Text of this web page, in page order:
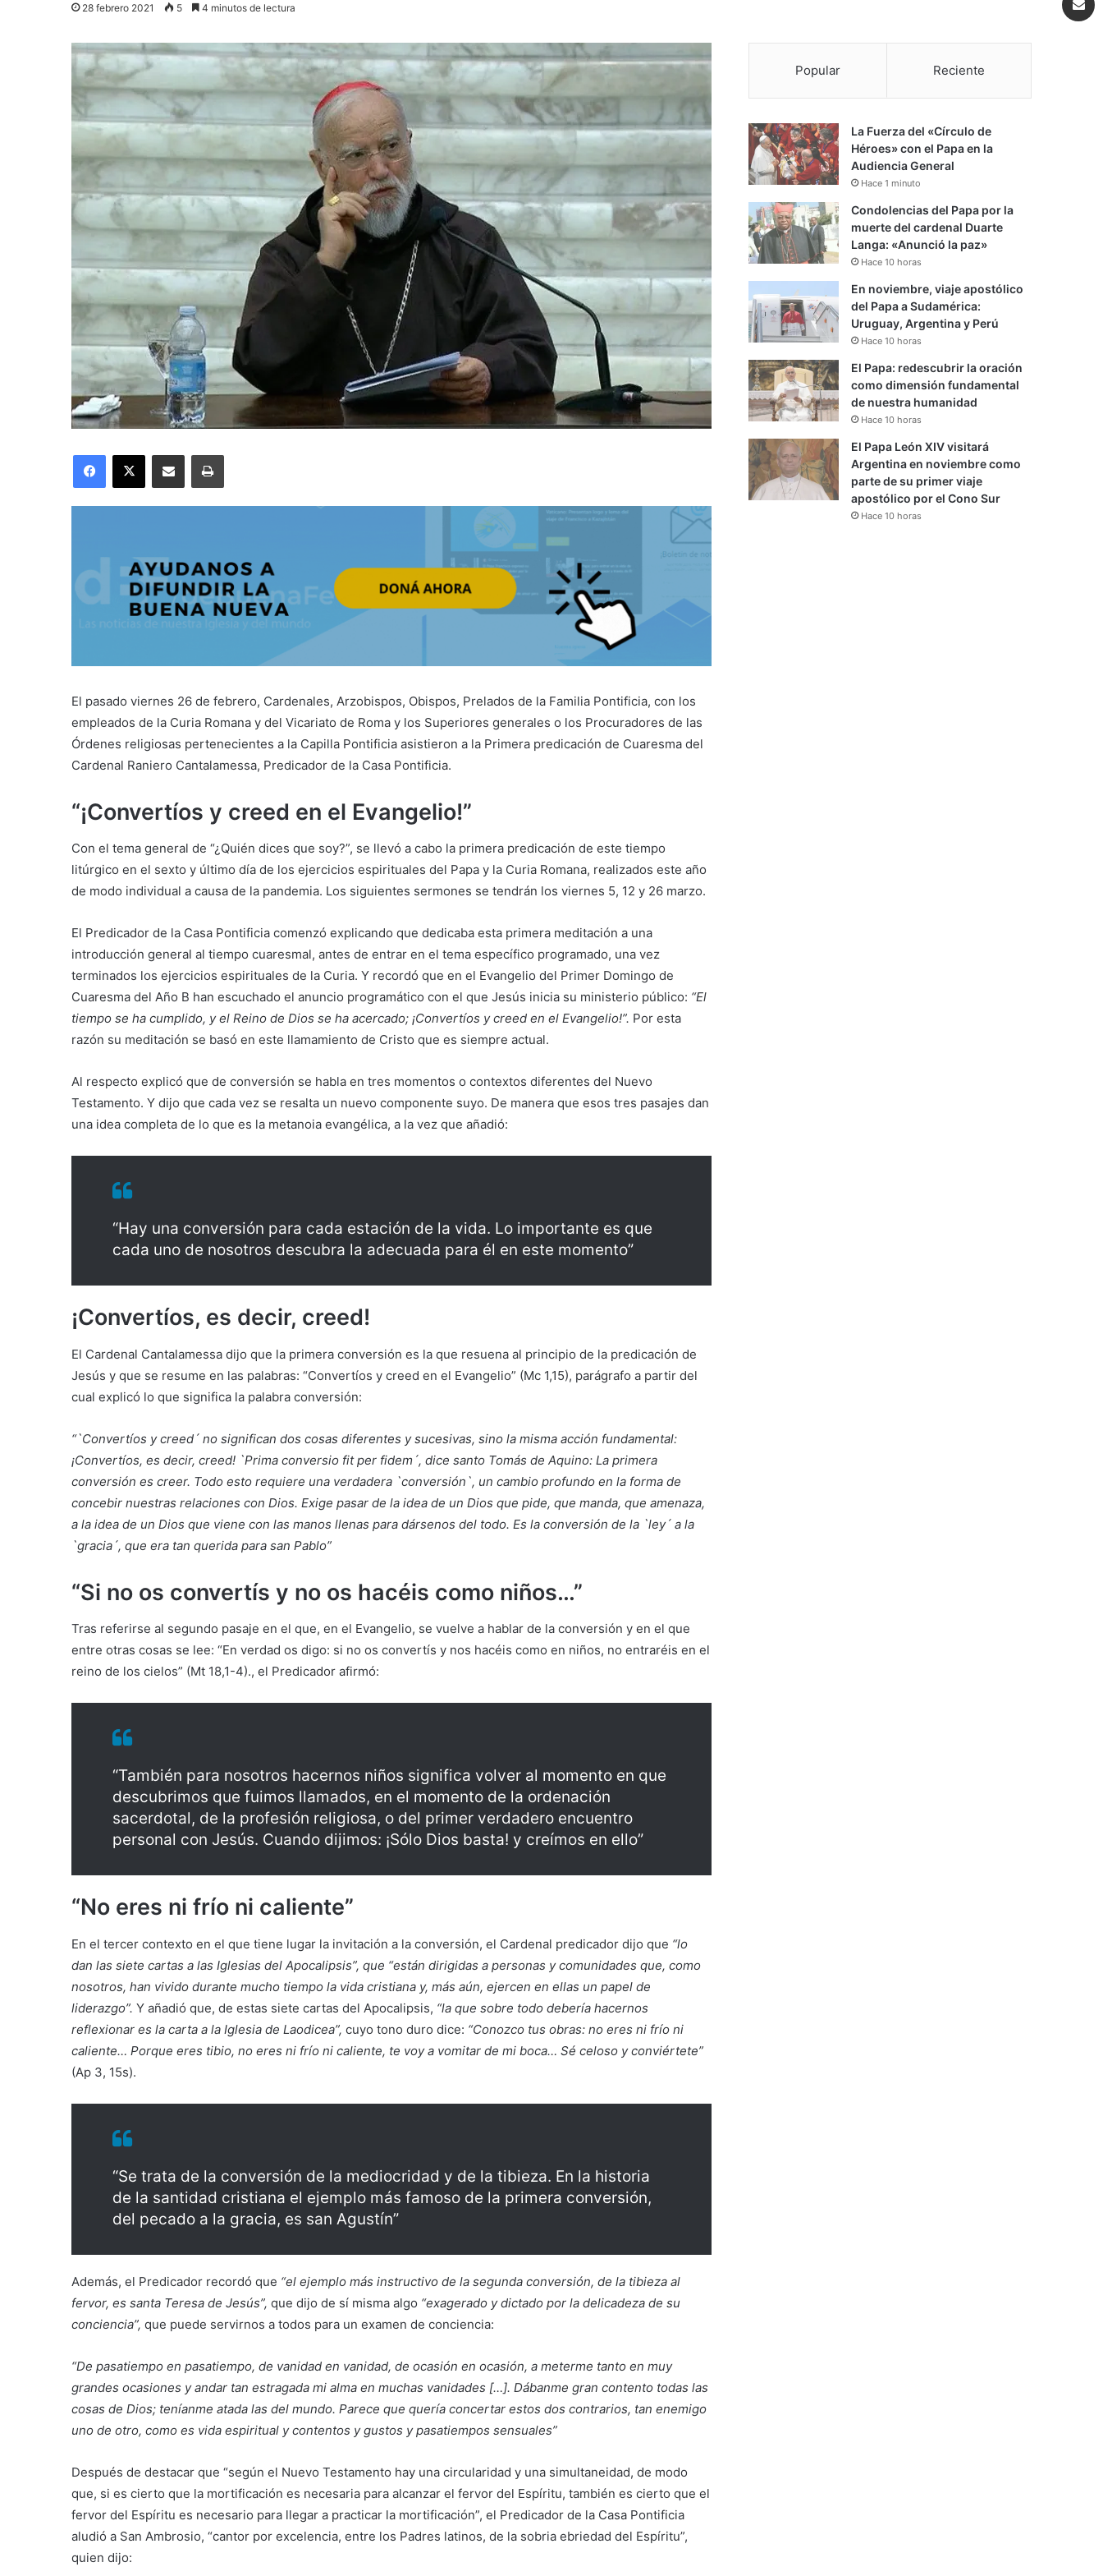
28 febrero 2021 5 4 minutos de lectura
El pasado viernes 26 de febrero, Cardenales, Arzobispos, Obispos, Prelados de la Familia Pontificia, con los
empleados de la Curia Romana y del Vicariato de Roma y los Superiores generales o los Procuradores de las
Órdenes religiosas pertenecientes a la Capilla Pontificia asistieron a la Primera predicación de Cuaresma del
Cardenal Raniero Cantalamessa, Predicador de la Casa Pontificia.
“¡Convertíos y creed en el Evangelio!”
Con el tema general de “¿Quién dices que soy?”, se llevó a cabo la primera predicación de este tiempo
litúrgico en el sexto y último día de los ejercicios espirituales del Papa y la Curia Romana, realizados este año
de modo individual a causa de la pandemia. Los siguientes sermones se tendrán los viernes 5, 12 y 26 marzo.
El Predicador de la Casa Pontificia comenzó explicando que dedicaba esta primera meditación a una
introducción general al tiempo cuaresmal, antes de entrar en el tema específico programado, una vez
terminados los ejercicios espirituales de la Curia. Y recordó que en el Evangelio del Primer Domingo de
Cuaresma del Año B han escuchado el anuncio programático con el que Jesús inicia su ministerio público: “El
tiempo se ha cumplido, y el Reino de Dios se ha acercado; ¡Convertíos y creed en el Evangelio!”. Por esta
razón su meditación se basó en este llamamiento de Cristo que es siempre actual.
Al respecto explicó que de conversión se habla en tres momentos o contextos diferentes del Nuevo
Testamento. Y dijo que cada vez se resalta un nuevo componente suyo. De manera que esos tres pasajes dan
una idea completa de lo que es la metanoia evangélica, a la vez que añadió:
“Hay una conversión para cada estación de la vida. Lo importante es que
cada uno de nosotros descubra la adecuada para él en este momento”
¡Convertíos, es decir, creed!
El Cardenal Cantalamessa dijo que la primera conversión es la que resuena al principio de la predicación de
Jesús y que se resume en las palabras: “Convertíos y creed en el Evangelio” (Mc 1,15), parágrafo a partir del
cual explicó lo que significa la palabra conversión:
“`Convertíos y creed´ no significan dos cosas diferentes y sucesivas, sino la misma acción fundamental:
¡Convertíos, es decir, creed! `Prima conversio fit per fidem´, dice santo Tomás de Aquino: La primera
conversión es creer. Todo esto requiere una verdadera `conversión`, un cambio profundo en la forma de
concebir nuestras relaciones con Dios. Exige pasar de la idea de un Dios que pide, que manda, que amenaza,
a la idea de un Dios que viene con las manos llenas para dársenos del todo. Es la conversión de la `ley´ a la
`gracia´, que era tan querida para san Pablo”
“Si no os convertís y no os hacéis como niños…”
Tras referirse al segundo pasaje en el que, en el Evangelio, se vuelve a hablar de la conversión y en el que
entre otras cosas se lee: “En verdad os digo: si no os convertís y nos hacéis como en niños, no entraréis en el
reino de los cielos” (Mt 18,1-4)., el Predicador afirmó:
“También para nosotros hacernos niños significa volver al momento en que
descubrimos que fuimos llamados, en el momento de la ordenación
sacerdotal, de la profesión religiosa, o del primer verdadero encuentro
personal con Jesús. Cuando dijimos: ¡Sólo Dios basta! y creímos en ello”
“No eres ni frío ni caliente”
En el tercer contexto en el que tiene lugar la invitación a la conversión, el Cardenal predicador dijo que “lo
dan las siete cartas a las Iglesias del Apocalipsis”, que “están dirigidas a personas y comunidades que, como
nosotros, han vivido durante mucho tiempo la vida cristiana y, más aún, ejercen en ellas un papel de
liderazgo”. Y añadió que, de estas siete cartas del Apocalipsis, “la que sobre todo debería hacernos
reflexionar es la carta a la Iglesia de Laodicea”, cuyo tono duro dice: “Conozco tus obras: no eres ni frío ni
caliente… Porque eres tibio, no eres ni frío ni caliente, te voy a vomitar de mi boca… Sé celoso y conviértete”
(Ap 3, 15s).
“Se trata de la conversión de la mediocridad y de la tibieza. En la historia
de la santidad cristiana el ejemplo más famoso de la primera conversión,
del pecado a la gracia, es san Agustín”
Además, el Predicador recordó que “el ejemplo más instructivo de la segunda conversión, de la tibieza al
fervor, es santa Teresa de Jesús”, que dijo de sí misma algo “exagerado y dictado por la delicadeza de su
conciencia”, que puede servirnos a todos para un examen de conciencia:
“De pasatiempo en pasatiempo, de vanidad en vanidad, de ocasión en ocasión, a meterme tanto en muy
grandes ocasiones y andar tan estragada mi alma en muchas vanidades […]. Dábanme gran contento todas las
cosas de Dios; teníanme atada las del mundo. Parece que quería concertar estos dos contrarios, tan enemigo
uno de otro, como es vida espiritual y contentos y gustos y pasatiempos sensuales”
Después de destacar que “según el Nuevo Testamento hay una circularidad y una simultaneidad, de modo
que, si es cierto que la mortificación es necesaria para alcanzar el fervor del Espíritu, también es cierto que el
fervor del Espíritu es necesario para llegar a practicar la mortificación”, el Predicador de la Casa Pontificia
aludió a San Ambrosio, “cantor por excelencia, entre los Padres latinos, de la sobria ebriedad del Espíritu”,
quien dijo:
Popular Reciente
La Fuerza del «Círculo de
Héroes» con el Papa en la
Audiencia General
Hace 1 minuto
Condolencias del Papa por la
muerte del cardenal Duarte
Langa: «Anunció la paz»
Hace 10 horas
En noviembre, viaje apostólico
del Papa a Sudamérica:
Uruguay, Argentina y Perú
Hace 10 horas
El Papa: redescubrir la oración
como dimensión fundamental
de nuestra humanidad
Hace 10 horas
El Papa León XIV visitará
Argentina en noviembre como
parte de su primer viaje
apostólico por el Cono Sur
Hace 10 horas